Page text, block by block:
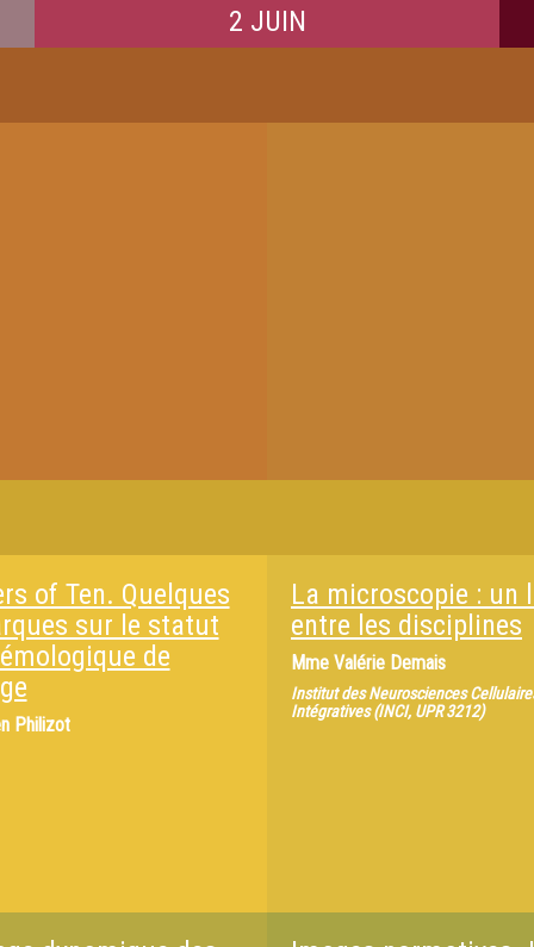
2 JUIN
of Ten. Quelques
sur le statut
de
Philizot
La microscopie : un
entre les disciplines
Mme Valérie Demais
Institut des Neurosciences
Intégratives (INCI, UPR 3212)